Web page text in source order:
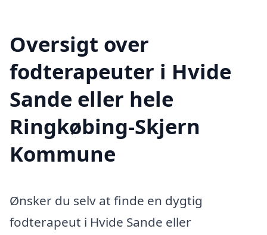
Oversigt over
fodterapeuter i Hvide
Sande eller hele
Ringkøbing-Skjern
Kommune
Ønsker du selv at finde en dygtig
fodterapeut i Hvide Sande eller